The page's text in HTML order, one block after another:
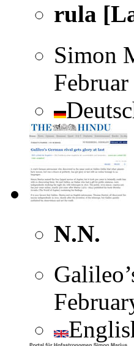
rula
Simon
N.N.